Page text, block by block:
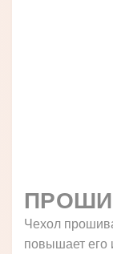
Чехол
повышает его